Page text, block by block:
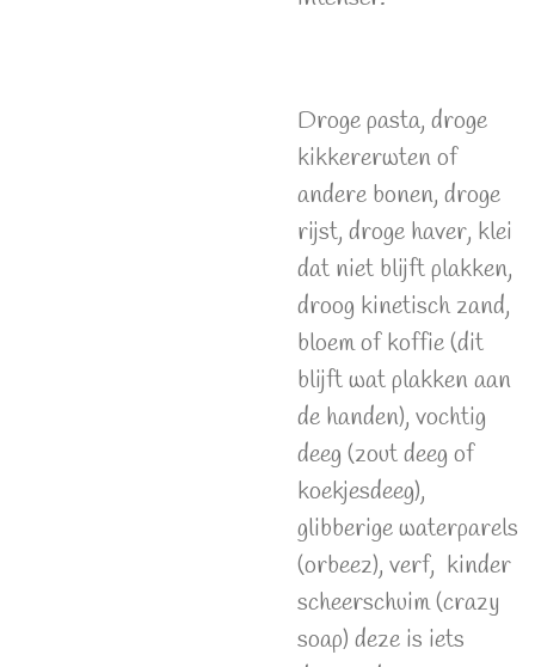
Droge pasta, droge
kikkererwten of
andere bonen, droge
rijst, droge haver, klei
dat niet blijft plakken,
droog kinetisch zand,
bloem of koffie (dit
blijft wat plakken aan
de handen), vochtig
deeg (zout deeg of
koekjesdeeg),
glibberige waterparels
(orbeez), verf, kinder
scheerschuim (crazy
soap) deze is iets